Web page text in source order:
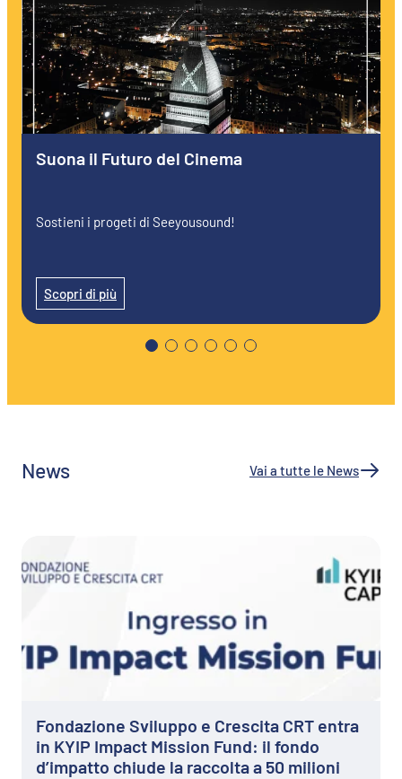
Suona il Futuro del Cinema
Sostieni i progeti di Seeyousound!
Scopri di più
News Vai a tutte le News
Fondazione Sviluppo e Crescita CRT entra
in KYIP Impact Mission Fund: il fondo
d’impatto chiude la raccolta a 50 milioni